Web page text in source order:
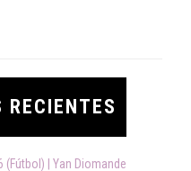
RECIENTES
(Fútbol) | Yan Diomande